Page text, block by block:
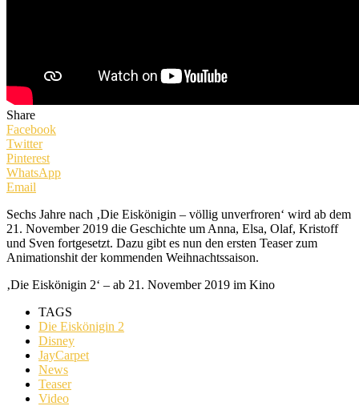
Share
Facebook
Twitter
Pinterest
WhatsApp
Email
Sechs Jahre nach ‚Die Eiskönigin – völlig unverfroren‘ wird ab dem
21. November 2019 die Geschichte um Anna, Elsa, Olaf, Kristoff
und Sven fortgesetzt. Dazu gibt es nun den ersten Teaser zum
Animationshit der kommenden Weihnachtssaison.
‚Die Eiskönigin 2‘ – ab 21. November 2019 im Kino
TAGS
Die Eiskönigin 2
Disney
JayCarpet
News
Teaser
Video